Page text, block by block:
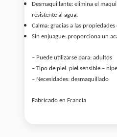
Desmaquillante: elimina el
resistente al agua.
Calma: gracias a las
Sin enjuague: proporciona un
– Puede utilizarse para: adultos
– Tipo de piel: piel sensible –
– Necesidades: desmaquillado
Fabricado en Francia